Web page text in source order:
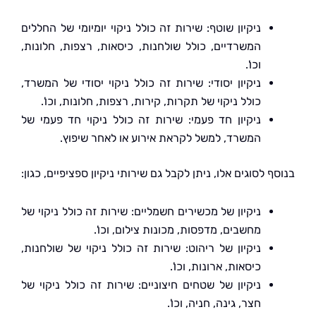
ניקיון שוטף: שירות זה כולל ניקוי יומיומי של החללים
המשרדיים, כולל שולחנות, כיסאות, רצפות, חלונות,
ניקיון יסודי: שירות זה כולל ניקוי יסודי של המשרד,
כולל ניקוי של תקרות, קירות, רצפות, חלונות, וכו'.
ניקיון חד פעמי: שירות זה כולל ניקוי חד פעמי של
המשרד, למשל לקראת אירוע או לאחר שיפוץ.
לסוגים אלו, ניתן לקבל גם שירותי ניקיון ספציפיים, כגון:
ניקיון של מכשירים חשמליים: שירות זה כולל ניקוי של
מחשבים, מדפסות, מכונות צילום, וכו'.
ניקיון של ריהוט: שירות זה כולל ניקוי של שולחנות,
כיסאות, ארונות, וכו'.
ניקיון של שטחים חיצוניים: שירות זה כולל ניקוי של
חצר, גינה, חניה, וכו'.